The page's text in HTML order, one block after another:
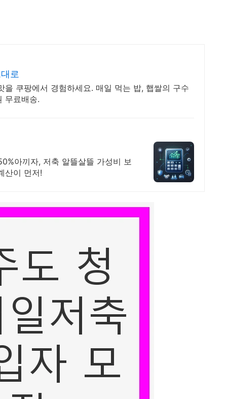
로
쿠팡에서 경험하세요. 매일 먹는 밥, 햅쌀의 구수
무료배송.
아끼자, 저축 알뜰살뜰 가성비 보
산이 먼저!